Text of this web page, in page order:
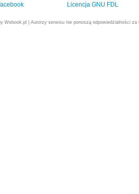
Licencja GNU FDL
Webook.pl | Autorzy serwisu nie ponoszą odpowiedzialności